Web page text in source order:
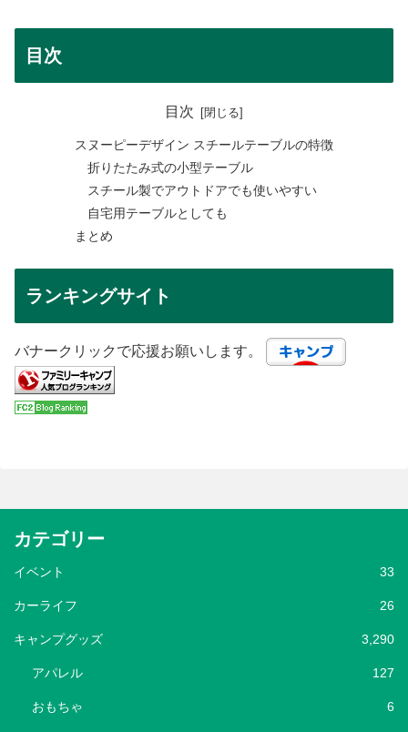
目次
目次
スヌーピーデザイン スチールテーブルの特徴
折りたたみ式の小型テーブル
スチール製でアウトドアでも使いやすい
自宅用テーブルとしても
まとめ
ランキングサイト
バナークリックで応援お願いします。
カテゴリー
イベント 33
カーライフ 26
キャンプグッズ 3,290
アパレル 127
おもちゃ 6